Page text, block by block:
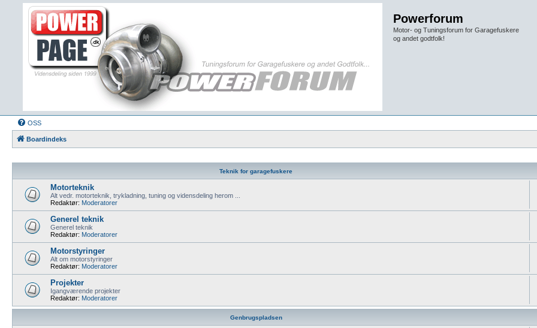
Powerforum
Motor- og Tuningsforum for Garagefuskere
og andet godtfolk!
OSS
Boardindeks
Teknik for garagefuskere
Motorteknik
Alt vedr. motorteknik, trykladning, tuning og vidensdeling herom ...
Redaktør: Moderatorer
Generel teknik
Generel teknik
Redaktør: Moderatorer
Motorstyringer
Alt om motorstyringer
Redaktør: Moderatorer
Projekter
Igangværende projekter
Redaktør: Moderatorer
Genbrugspladsen